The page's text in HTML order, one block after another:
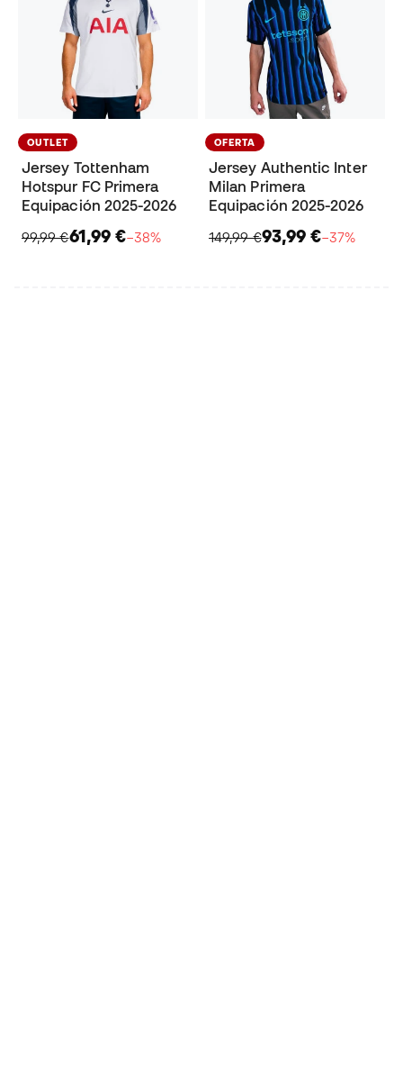
OUTLET
Jersey Tottenham
Hotspur FC Primera
Equipación 2025-2026
99,99 €61,99 €−38%
OFERTA
Jersey Authentic Inter
Milan Primera
Equipación 2025-2026
149,99 €93,99 €−37%